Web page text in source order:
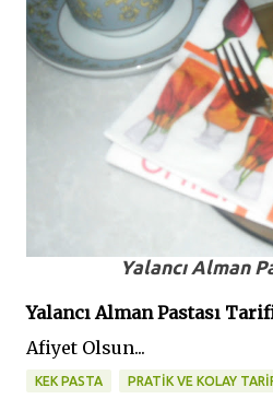
Yalancı Alman
Yalancı Alman Pastası
Afiyet Olsun...
KEK PASTA PRATİK VE KOLAY